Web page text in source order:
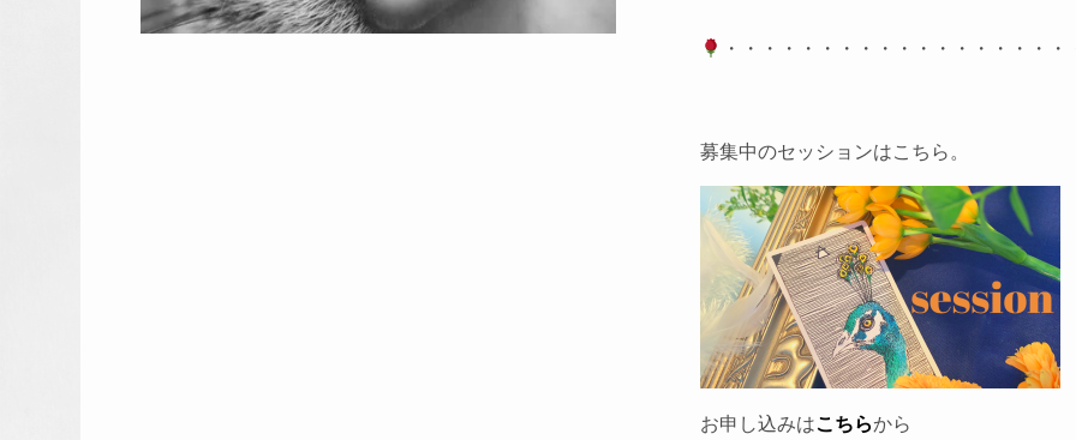
・・・・・・・・・・・・・・・・・・
募集中のセッションはこちら。
お申し込みはこちらから